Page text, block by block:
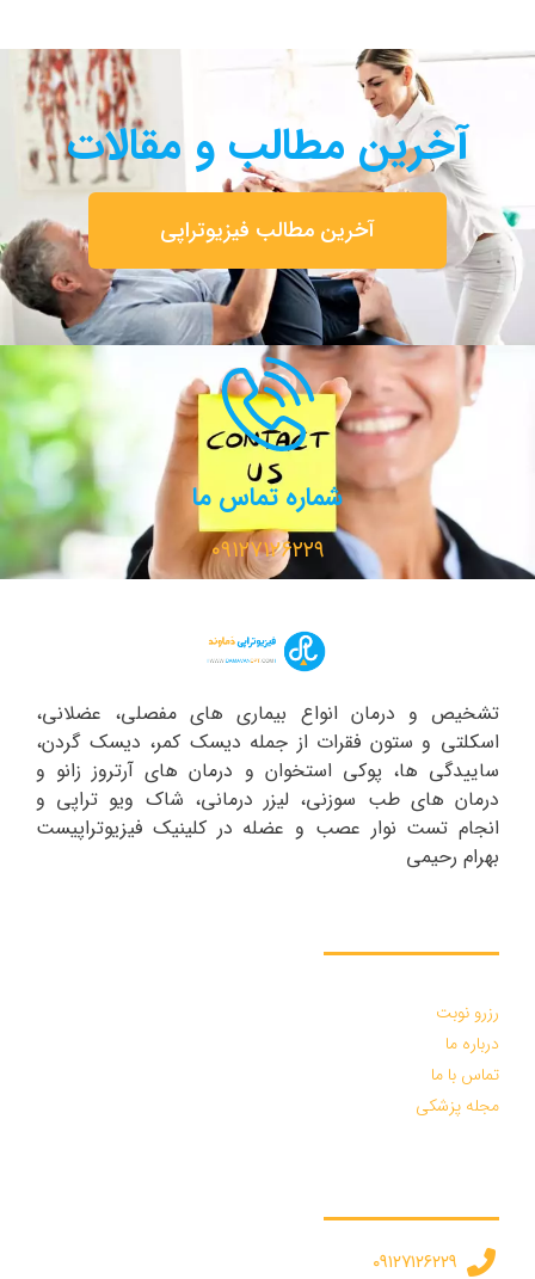
آخرین مطالب و مقالات
آخرین مطالب فیزیوتراپی
شماره تماس ما
۰۹۱۲۷۱۲۶۲۲۹
تشخیص و درمان انواع بیماری های مفصلی، عضلانی،
اسکلتی و ستون فقرات از جمله دیسک کمر، دیسک گردن،
ساییدگی ها، پوکی استخوان و درمان های آرتروز زانو و
درمان های طب سوزنی، لیزر درمانی، شاک ویو تراپی و
انجام تست نوار عصب و عضله در کلینیک فیزیوتراپیست
بهرام رحیمی
رزرو نوبت
درباره ما
تماس با ما
مجله پزشکی
۰۹۱۲۷۱۲۶۲۲۹